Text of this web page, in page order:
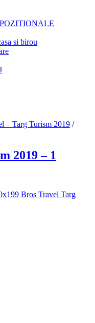
si birou
– Targ Turism 2019 /
2019 – 1